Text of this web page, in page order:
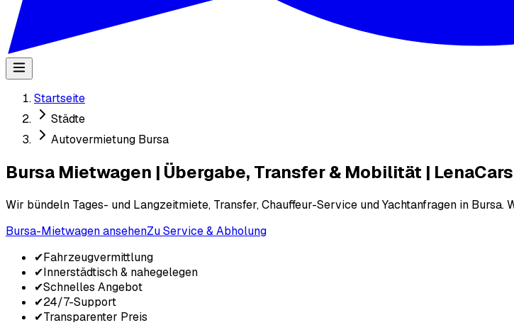
Startseite
Städte
Autovermietung Bursa
Bursa Mietwagen | Übergabe, Transfer & Mobilität | LenaCars
Wir bündeln Tages- und Langzeitmiete, Transfer, Chauffeur-Service und Yachtanfragen in
Bursa-Mietwagen ansehenZu Service & Abholung
✔Fahrzeugvermittlung
✔Innerstädtisch & nahegelegen
✔Schnelles Angebot
✔24/7-Support
✔Transparenter Preis